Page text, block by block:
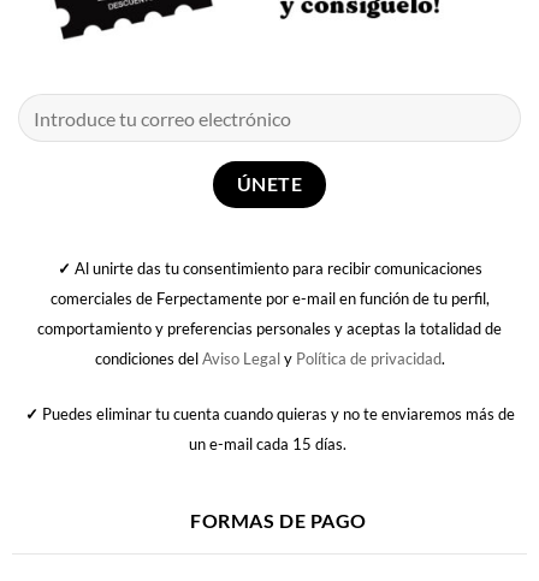
✓ Al unirte das tu consentimiento para recibir comunicaciones
comerciales de Ferpectamente por e-mail en función de tu perfil,
comportamiento y preferencias personales y aceptas la totalidad de
condiciones delAviso Legaly Política de privacidad.
✓ Puedes eliminar tu cuenta cuando quieras y no te enviaremos más de
un e-mail cada 15 días.
FORMAS DE PAGO